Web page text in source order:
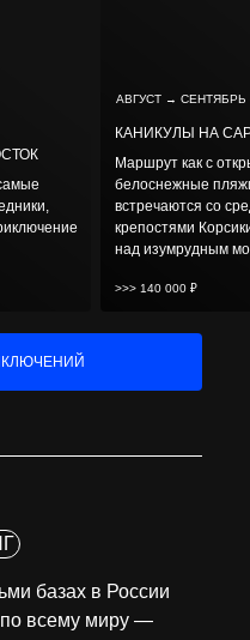
>>> 140 000 ₽
Маршрут как с
белоснежные
встречаются со
крепостями
над изумрудным
КАНИКУЛЫ НА
АВГУСТ → СЕНТЯБРЬ
базах в России
по всему миру —